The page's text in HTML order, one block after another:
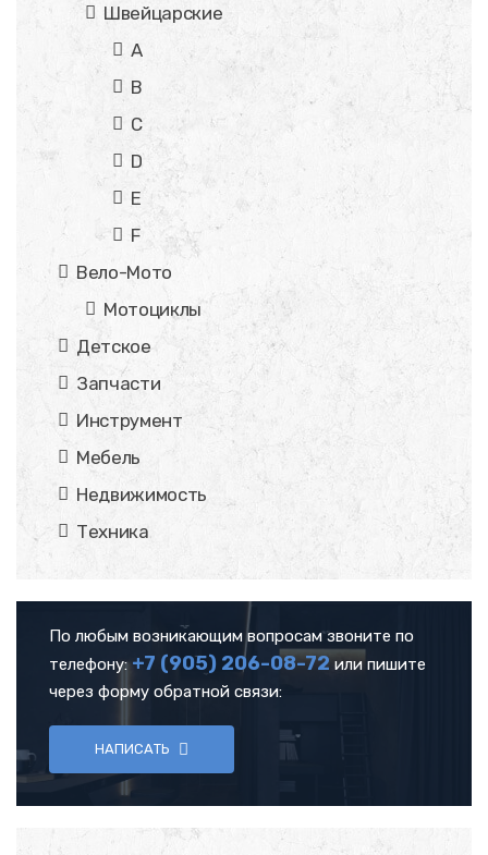
Швейцарские
A
B
C
D
E
F
Вело-Мото
Мотоциклы
Детское
Запчасти
Инструмент
Мебель
Недвижимость
Техника
По любым возникающим вопросам звоните по
телефону:+7 (905) 206-08-72 или пишите
через форму обратной связи:
НАПИСАТЬ